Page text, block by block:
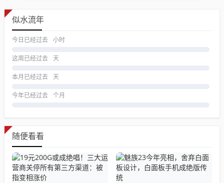
似水流年
今日已经过去 小时
这周已经过去 天
本月已经过去 天
今年已经过去 个月
随便看看